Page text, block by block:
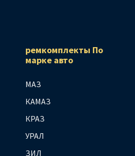
ремкомплекты По
марке авто
МАЗ
КАМАЗ
КРАЗ
УРАЛ
ЗИЛ